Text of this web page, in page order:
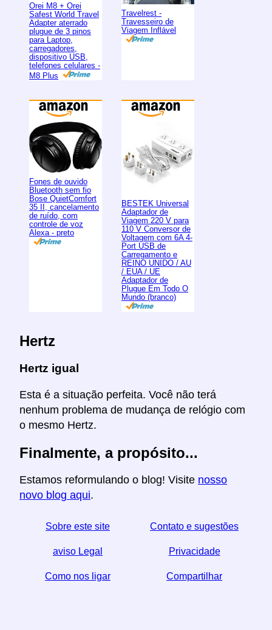
Orei M8 + Orei
Safest World Travel
Adapter aterrado
plugue de 3 pinos
para Laptop,
carregadores,
dispositivo USB,
telefones celulares -
M8 Plus
Travelrest -
Travesseiro de
Viagem Inflável
Fones de ouvido
Bluetooth sem fio
Bose QuietComfort
35 II, cancelamento
de ruído, com
controle de voz
Alexa - preto
BESTEK Universal
Adaptador de
Viagem 220 V para
110 V Conversor de
Voltagem com 6A 4-
Port USB de
Carregamento e
REINO UNIDO / AU
/ EUA / UE
Adaptador de
Plugue Em Todo O
Mundo (branco)
Hertz
Hertz igual
Esta é a situação perfeita. Você não terá
nenhum problema de mudança de relógio com
o mesmo Hertz.
Finalmente, a propósito...
Estamos reformulando o blog! Visite nosso
novo blog aqui.
Sobre este site Contato e sugestões
aviso Legal Privacidade
Como nos ligar Compartilhar